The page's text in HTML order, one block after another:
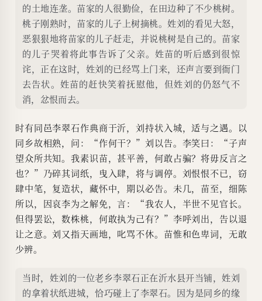
的土地连垄。苗家的人很勤俭，在田边种了不少桃树。
桃子刚熟时，苗家的儿子上树摘桃。姓刘的看见大怒，
恶狠狠地将苗家的儿子赶走，并说桃树是自己的。苗家
的儿子哭着将此事告诉了父亲。姓苗的听后感到很惊
诧，正在这时，姓刘的已经骂上门来，还声言要到衙门
去告状。姓苗的赶快笑着抚慰他，但姓刘的仍怒气不
消，忿恨而去。
时有同邑李翠石作典商于沂，刘持状入城，适与之遇。以
同乡故相熟，问：“作何干？”刘以告。李笑曰：“子声
望众所共知。我素识苗，甚平善，何敢占骗？将毋反言之
也？”乃碎其词纸，曳入肆，将与调停。刘恨恨不已，窃
肆中笔，复造状，藏怀中，期以必告。未几，苗至，细陈
所以，因哀李为之解免，言：“我农人，半世不见官长。
但得罢讼，数株桃，何敢执为己有？”李呼刘出，告以退
让之意。刘又指天画地，叱骂不休。苗惟和色卑词，无敢
少辨。
当时，姓刘的一位老乡李翠石正在沂水县开当铺，姓刘
的拿着状纸进城，恰巧碰上了李翠石。因为是同乡的缘